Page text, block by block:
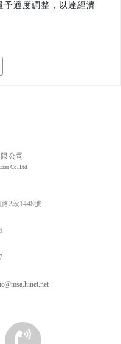
予適度調整，以達經濟
公司
Co.,Ltd
2段1448號